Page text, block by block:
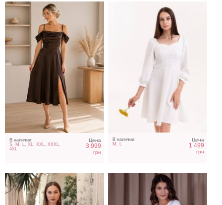
В наличии:
S, M, L, XL, XXL, XXXL,
4XL
Цена
3 999
грн
В наличии:
M, L
Цена
1 499
грн
Маленькое черное платье
на любой повод
Классическое короткое
белое платье с длинным
рукавом